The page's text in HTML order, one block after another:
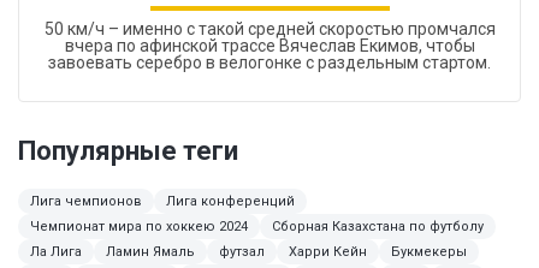
50 км/ч – именно с такой средней скоростью промчался
вчера по афинской трассе Вячеслав Екимов, чтобы
завоевать серебро в велогонке с раздельным стартом.
Популярные теги
Лига чемпионов
Лига конференций
Чемпионат мира по хоккею 2024
Сборная Казахстана по футболу
Ла Лига
Ламин Ямаль футзал Харри Кейн
Букмекеры